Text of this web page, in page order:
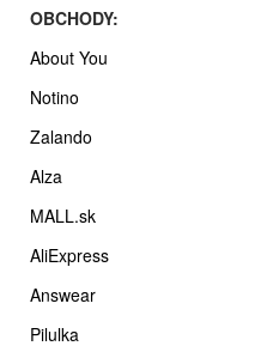
OBCHODY:
About You
Notino
Zalando
Alza
MALL.sk
AliExpress
Answear
Pilulka